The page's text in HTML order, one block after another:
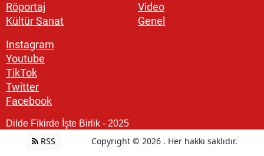
Röportaj
Kültür Sanat
Video
Genel
Instagram
Youtube
TikTok
Twitter
Facebook
Dilde Fikirde İşte Birlik - 2025
RSS Copyright © 2026 . Her hakkı saklıdır.